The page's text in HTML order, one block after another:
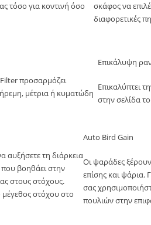
τόσο για κοντινή όσο
σκάφος να
διαφορετικές
προσαρμόζει
μέτρια ή κυματώδη
Επικάλυψη
Επικαλύπτει
στην σελίδα
αυξήσετε τη διάρκεια
βοηθάει στην
στους στόχους.
μέγεθος στόχου στο
Auto Bird Gain
Οι ψαράδες
επίσης και ψάρια.
σας
πουλιών στην